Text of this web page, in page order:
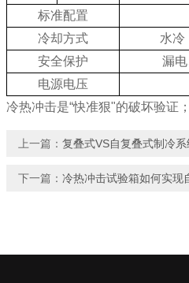
标准配置
冷却方式
水冷
安全保护
漏
电源电压
冷热冲击是“快准狠"的破坏验证
上一篇： 复叠式VS自复叠式制冷
下一篇： 冷热冲击试验箱如何实现